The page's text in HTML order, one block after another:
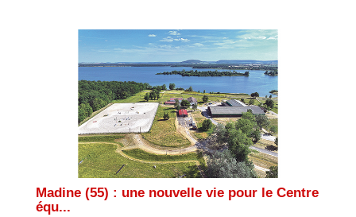
Madine (55) : une nouvelle vie pour le Centre
équ...